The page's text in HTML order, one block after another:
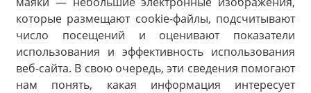
которые размещают cookie-файлы, подсчитывают
число посещений и оценивают показатели
использования и эффективность использования
веб-сайта. В свою очередь, эти сведения помогают
нам понять, какая информация интересует